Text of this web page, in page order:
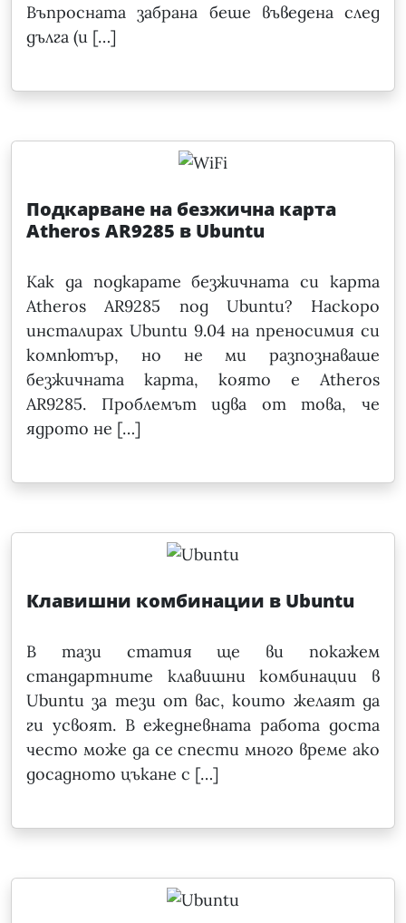
Въпросната забрана беше въведена след
дълга (и […]
Подкарване на безжична карта
Atheros AR9285 в Ubuntu
Как да подкарате безжичната си карта
Atheros AR9285 под Ubuntu? Наскоро
инсталирах Ubuntu 9.04 на преносимия си
компютър, но не ми разпознаваше
безжичната карта, която е Atheros
AR9285. Проблемът идва от това, че
ядрото не […]
Клавишни комбинации в Ubuntu
В тази статия ще ви покажем
стандартните клавишни комбинации в
Ubuntu за тези от вас, които желаят да
ги усвоят. В ежедневната работа доста
често може да се спести много време ако
досадното цъкане с […]